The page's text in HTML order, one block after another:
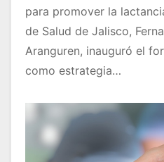
para promover la
de Salud de Jalisco,
Aranguren, inauguró el
como estrategia…